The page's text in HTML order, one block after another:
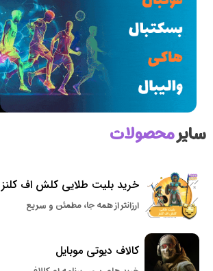
سایرمحصولات
خرید بلیت طلایی کلش اف کلنز
ارزانتر از همه جا، مطمئن و سریع
کالاف دیوتی موبایل